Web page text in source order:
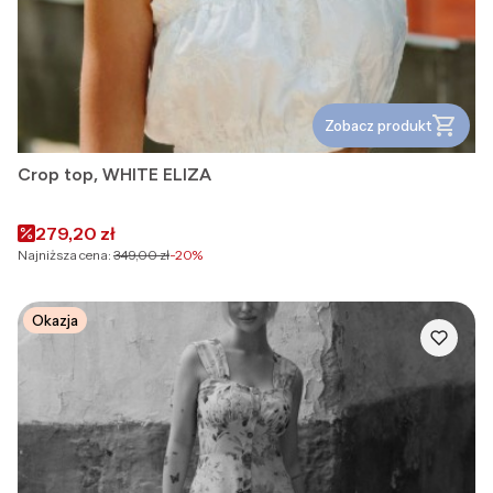
Zobacz produkt
Crop top, WHITE ELIZA
Cena promocyjna
279,20 zł
Najniższa cena: 349,00 zł-20%
Okazja